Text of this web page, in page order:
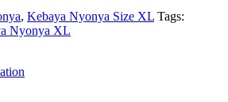
, Kebaya Nyonya Size XL Tags:
Nyonya XL